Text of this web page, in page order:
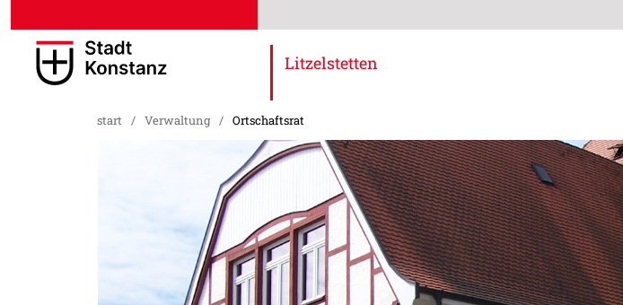
Litzelstetten
start / Verwaltung / Ortschaftsrat